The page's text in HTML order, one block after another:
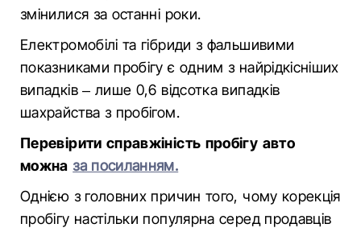
змінилися за останні роки.
Електромобілі та гібриди з фальшивими
показниками пробігу є одним з найрідкісніших
випадкiв – лише 0,6 відсотка випадків
шахрайства з пробігом.
Перевірити справжіність пробігу авто
можна за посиланням.
Однією з головних причин того, чому корекція
пробігу настільки популярна серед продавців